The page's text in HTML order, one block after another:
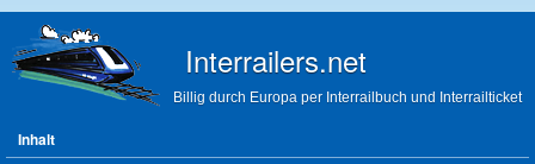
Interrailers.net
Billig durch Europa per Interrailbuch und Interrailticket
Hauptmenü
Inhalt